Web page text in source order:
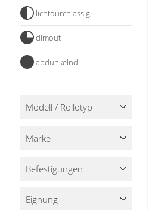
Stoffe
Panneaux
lichtdurchlässig
dimout
abdunkelnd
Modell / Rollotyp
Marke
Befestigungen
Eignung